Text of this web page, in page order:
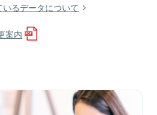
るデータについて
案内